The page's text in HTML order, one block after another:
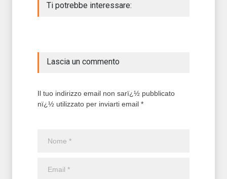
Ti potrebbe interessare:
Lascia un commento
Il tuo indirizzo email non sarï¿½ pubblicato
nï¿½ utilizzato per inviarti email *